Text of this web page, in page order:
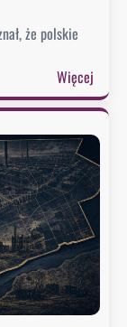
g
o
.
B
ł
y
o
r
a
d
że polskie
Więcej:
Ż
r
e
k
y
s
ł
a
ł